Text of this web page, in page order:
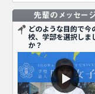
どのような目的で今
校、学部を選択しま
か？